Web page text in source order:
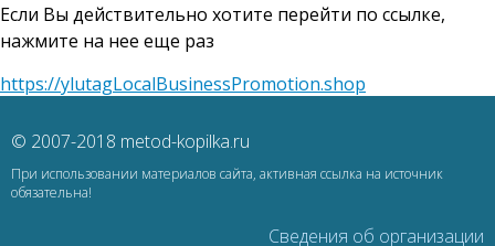
Если Вы действительно хотите перейти по ссылке,
нажмите на нее еще раз
https://ylutagLocalBusinessPromotion.shop
© 2007-2018 metod-kopilka.ru
При использовании материалов сайта, активная ссылка на источник
обязательна!
Сведения об организации